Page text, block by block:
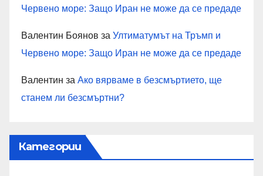
Червено море: Защо Иран не може да се предаде
Валентин Боянов за Ултиматумът на Тръмп и
Червено море: Защо Иран не може да се предаде
Валентин за Ако вярваме в безсмъртието, ще
станем ли безсмъртни?
Категории